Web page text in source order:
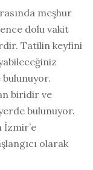
meşhur
dolu vakit
Tatilin keyfini
bulunuyor.
biridir ve
bulunuyor.
İzmir’e
olarak